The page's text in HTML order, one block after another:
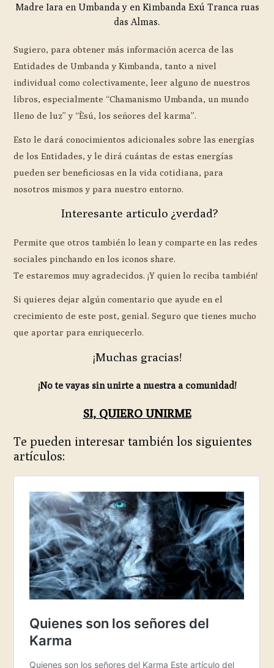
Madre Iara en Umbanda y en Kimbanda Exú Tranca ruas
das Almas.
Sugiero, para obtener más información acerca de las
Entidades de Umbanda y Kimbanda, tanto a nivel
individual como colectivamente, leer alguno de nuestros
libros, especialmente “Chamanismo Umbanda, un mundo
lleno de luz” y “Èsú, los señores del karma”.
Esto le dará conocimientos adicionales sobre las energías
de los Entidades, y le dirá cuántas de estas energías
pueden ser beneficiosas en la vida cotidiana, para
nosotros mismos y para nuestro entorno.
Interesante articulo ¿verdad?
Permite que otros también lo lean y comparte en las redes
sociales pinchando en los iconos share.
Te estaremos muy agradecidos. ¡Y quien lo reciba también!
Si quieres dejar algún comentario que ayude en el
crecimiento de este post, genial. Seguro que tienes mucho
que aportar para enriquecerlo.
¡Muchas gracias!
¡No te vayas sin unirte a nuestra a comunidad!
SI, QUIERO UNIRME
Te pueden interesar también los siguientes
artículos: